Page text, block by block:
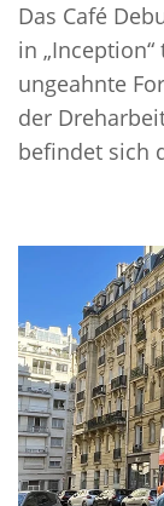
Das Café
in
ungeahnte
der
befindet sich